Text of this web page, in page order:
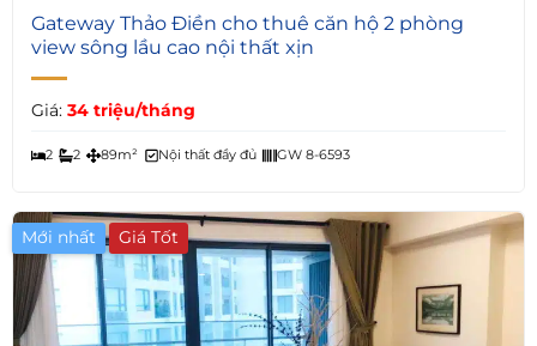
4
Gateway Thảo Điền cho thuê căn hộ 2 phòng
view sông lầu cao nội thất xịn
Giá: 34 triệu/tháng
2 2 89m² Nội thất đầy đủ GW 8-6593
Mới nhất Giá Tốt